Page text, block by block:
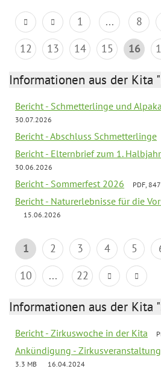
1 ... 8
12
13 14 15 16
Informationen aus der Kita
Bericht - Schmetterlinge und
30.07.2026
Bericht - Abschluss Schmetterlinge
Bericht - Elternbrief zum 1.
30.06.2026
Bericht - Sommerfest 2026 PDF,
Bericht - Naturerlebnisse für die
15.06.2026
1 2 3 4 5
10
... 22
Informationen aus der Kita
Bericht - Zirkuswoche in der Kita
Ankündigung -
3.3 MB
16.04.2024